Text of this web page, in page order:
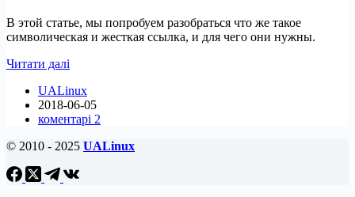
В этой статье, мы попробуем разобраться что же такое
символическая и жесткая ссылка, и для чего они нужны.
Читати далі
символические
и
жесткие
UALinux
2018-06-05
коментарі 2
© 2010 - 2025 UALinux